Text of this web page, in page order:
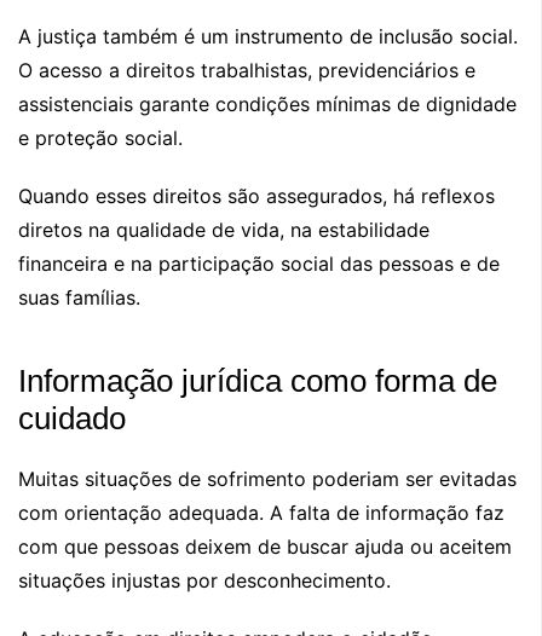
A justiça também é um instrumento de inclusão social.
O acesso a direitos trabalhistas, previdenciários e
assistenciais garante condições mínimas de dignidade
e proteção social.
Quando esses direitos são assegurados, há reflexos
diretos na qualidade de vida, na estabilidade
financeira e na participação social das pessoas e de
suas famílias.
Informação jurídica como forma de
cuidado
Muitas situações de sofrimento poderiam ser evitadas
com orientação adequada. A falta de informação faz
com que pessoas deixem de buscar ajuda ou aceitem
situações injustas por desconhecimento.